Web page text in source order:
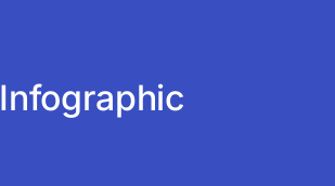
Infographic